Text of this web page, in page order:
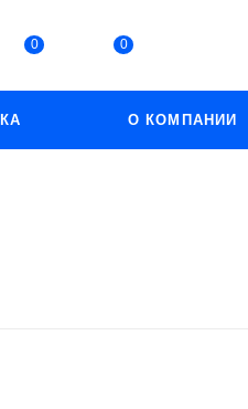
0 0
О КОМПАНИИ